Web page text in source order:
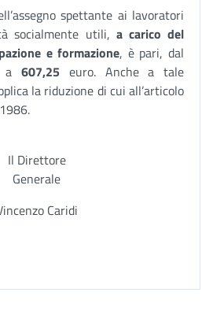
spettante ai lavoratori
socialmente utili, a carico del
e formazione, è pari, dal
a 607,25 euro. Anche a tale
la riduzione di cui all’articolo
.
Il Direttore
Generale
Caridi